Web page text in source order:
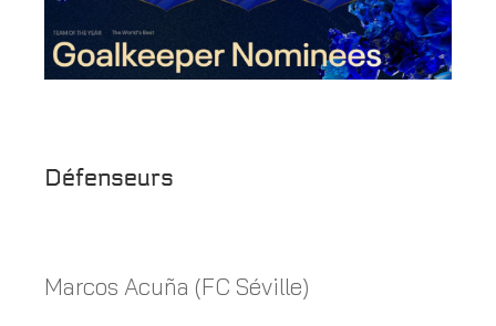
Défenseurs
Marcos Acuña (FC Séville)